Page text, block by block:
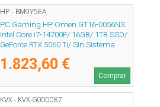
HP - BM9Y5EA
PC Gaming HP Omen GT16-0056NS
Intel Core i7-14700F/ 16GB/ 1TB SSD/
GeForce RTX 5060 Ti/ Sin Sistema
1.823,60 €
Comprar
KVX - KVX-G000087